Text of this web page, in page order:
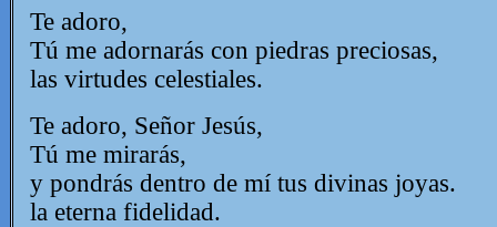
Te adoro,
Tú me adornarás con piedras preciosas,
las virtudes celestiales.
Te adoro, Señor Jesús,
Tú me mirarás,
y pondrás dentro de mí tus divinas joyas.
la eterna fidelidad.